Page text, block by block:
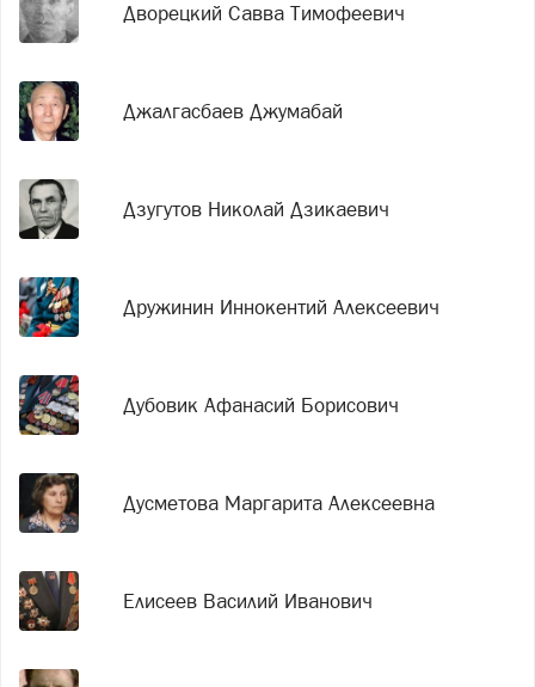
Дворецкий Савва Тимофеевич
Джалгасбаев Джумабай
Дзугутов Николай Дзикаевич
Дружинин Иннокентий Алексеевич
Дубовик Афанасий Борисович
Дусметова Маргарита Алексеевна
Елисеев Василий Иванович